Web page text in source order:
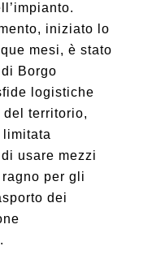
iniziato lo
mesi, è stato
Borgo
logistiche
del territorio,
usare mezzi
per gli
dei